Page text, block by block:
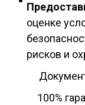
оценке
рисков и
100%